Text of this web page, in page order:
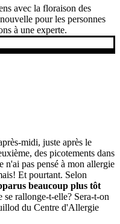
avec la floraison des
pour les personnes
à une experte.
midi, juste après le
des picotements dans
n'ai pas pensé à mon allergie
Et pourtant. Selon
beaucoup plus tôt
rallonge-t-elle? Sera-t-on
du Centre d'Allergie